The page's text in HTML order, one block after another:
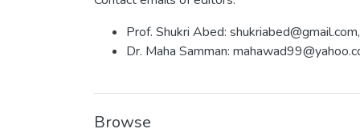
Prof. Shukri Abed: shukriabed@gmail.com,
Dr. Maha Samman:
Browse